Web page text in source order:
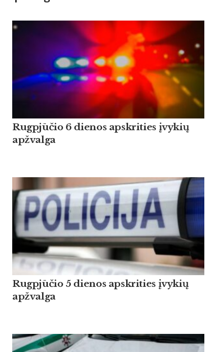
Rugpjūčio 6 dienos apskrities įvykių
apžvalga
Rugpjūčio 5 dienos apskrities įvykių
apžvalga